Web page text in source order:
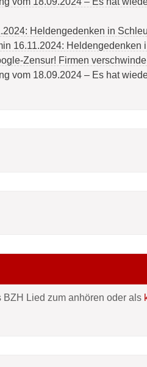
Heldengedenken in
16.11.2024: Heldengedenken
Zensur! Firmen
vom 18.09.2024 – Es hat
BZH Lied zum anhören oder als